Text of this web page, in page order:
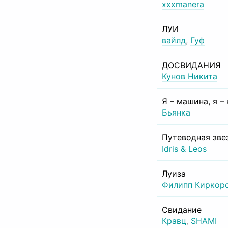
xxxmanera
ЛУИ
вайлд, Гуф
ДОСВИДАНИЯ
Кунов Никита
Я – машина, я –
Бьянка
Путеводная
Idris & Leos
Луиза
Филипп
Свидание
Кравц, SHAMI